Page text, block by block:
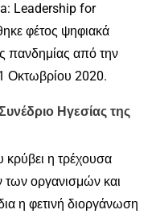
Leadership for
φέτος ψηφιακά
πανδημίας από την
Οκτωβρίου 2020.
Ηγεσίας της
κρύβει η τρέχουσα
των οργανισμών και
η φετινή διοργάνωση